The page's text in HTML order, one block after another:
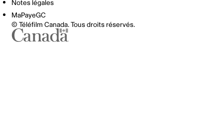
Notes légales
MaPayeGC
© Téléfilm Canada. Tous droits réservés.